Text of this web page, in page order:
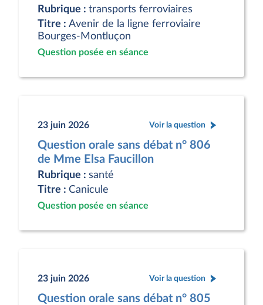
Rubrique : transports ferroviaires
Titre : Avenir de la ligne ferroviaire
Bourges-Montluçon
Question posée en séance
23 juin 2026 Voir la question
Question orale sans débat n° 806
de Mme Elsa Faucillon
Rubrique : santé
Titre : Canicule
Question posée en séance
23 juin 2026 Voir la question
Question orale sans débat n° 805